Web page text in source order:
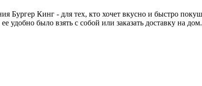
Бургер Кинг - для тех, кто хочет вкусно и быстро
удобно было взять с собой или заказать доставку на дом.